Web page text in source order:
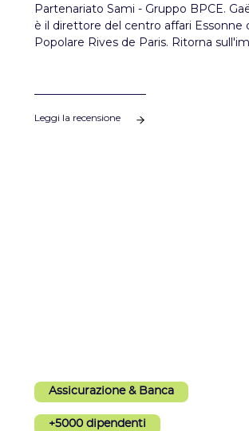
Partenariato Sami - Gruppo BPCE.
è il direttore del centro affari Essonne
Popolare Rives de Paris. Ritorna
con Sami per accompagnarli.
Leggi la recensione
Assicurazione & Banca
+5000 dipendenti